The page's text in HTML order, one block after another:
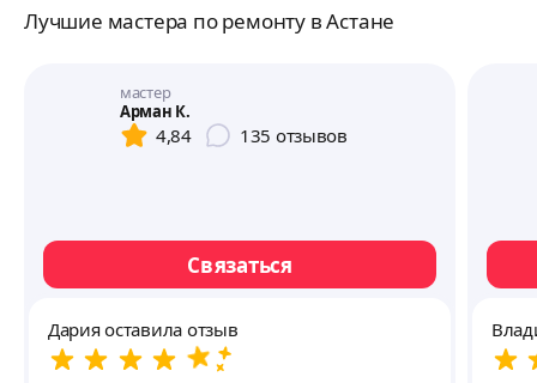
Лучшие мастера по ремонту в Астане
мастер
Арман К.
4,84 135 отзывов
Связаться
Дария оставила отзыв